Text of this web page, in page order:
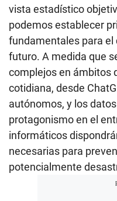
vista estadístico
podemos establecer
fundamentales para el
futuro. A medida que
complejos en ámbitos
cotidiana, desde
autónomos, y los
protagonismo en el
informáticos
necesarias para
potencialmente